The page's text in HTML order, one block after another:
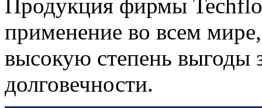
Продукция фирмы
применение во всем
высокую степень выгоды
долговечности.